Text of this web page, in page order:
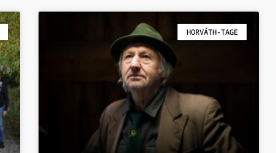
HORVÁTH-TAGE